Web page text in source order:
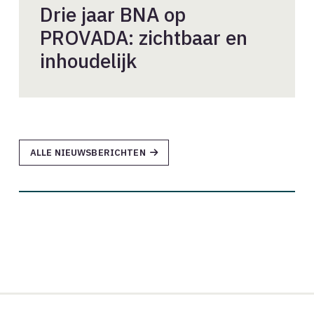
Drie jaar BNA op
PROVADA: zichtbaar en
inhoudelijk
ALLE NIEUWSBERICHTEN